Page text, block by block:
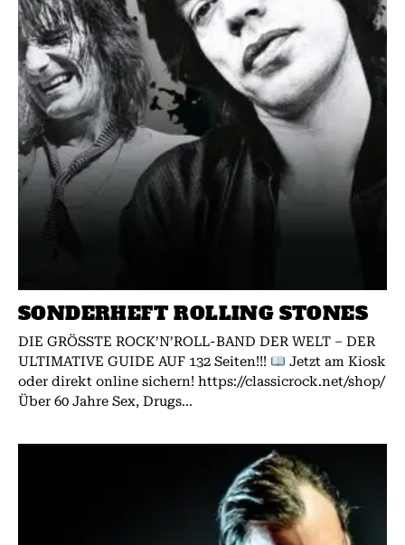
SONDERHEFT ROLLING STONES
DIE GRÖSSTE ROCK’N’ROLL-BAND DER WELT – DER
ULTIMATIVE GUIDE AUF 132 Seiten!!!
Jetzt am Kiosk
oder direkt online sichern! https://classicrock.net/shop/
Über 60 Jahre Sex, Drugs...